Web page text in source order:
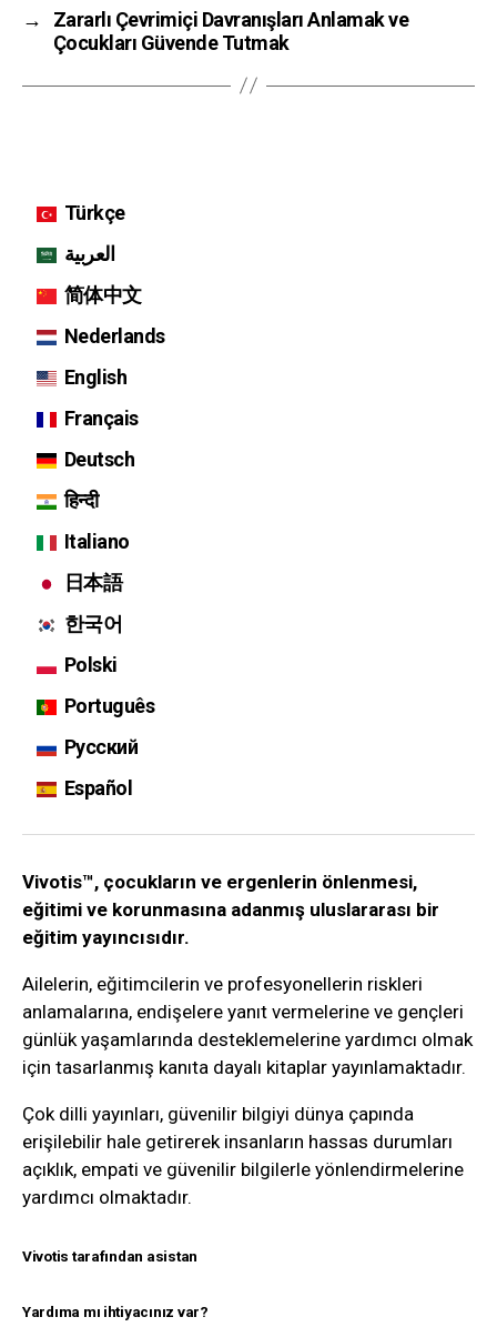
→
Zararlı Çevrimiçi Davranışları Anlamak ve
Çocukları Güvende Tutmak
Türkçe
العربية
简体中文
Nederlands
English
Français
Deutsch
हिन्दी
Italiano
日本語
한국어
Polski
Português
Русский
Español
Vivotis™, çocukların ve ergenlerin önlenmesi,
eğitimi ve korunmasına adanmış uluslararası bir
eğitim yayıncısıdır.
Ailelerin, eğitimcilerin ve profesyonellerin riskleri
anlamalarına, endişelere yanıt vermelerine ve gençleri
günlük yaşamlarında desteklemelerine yardımcı olmak
için tasarlanmış kanıta dayalı kitaplar yayınlamaktadır.
Çok dilli yayınları, güvenilir bilgiyi dünya çapında
erişilebilir hale getirerek insanların hassas durumları
açıklık, empati ve güvenilir bilgilerle yönlendirmelerine
yardımcı olmaktadır.
Vivotis tarafından asistan
Yardıma mı ihtiyacınız var?